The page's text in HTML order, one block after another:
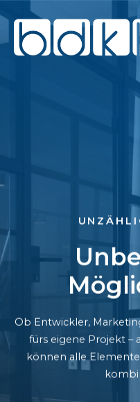
Ob Entwickler,
fürs eigene Projekt –
können alle